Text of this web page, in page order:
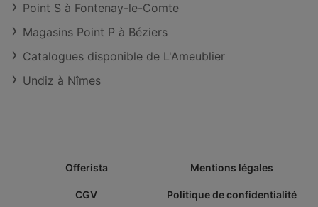
Point S à Fontenay-le-Comte
Magasins Point P à Béziers
Catalogues disponible de L'Ameublier
Undiz à Nîmes
Offerista Mentions légales
CGV Politique de confidentialité